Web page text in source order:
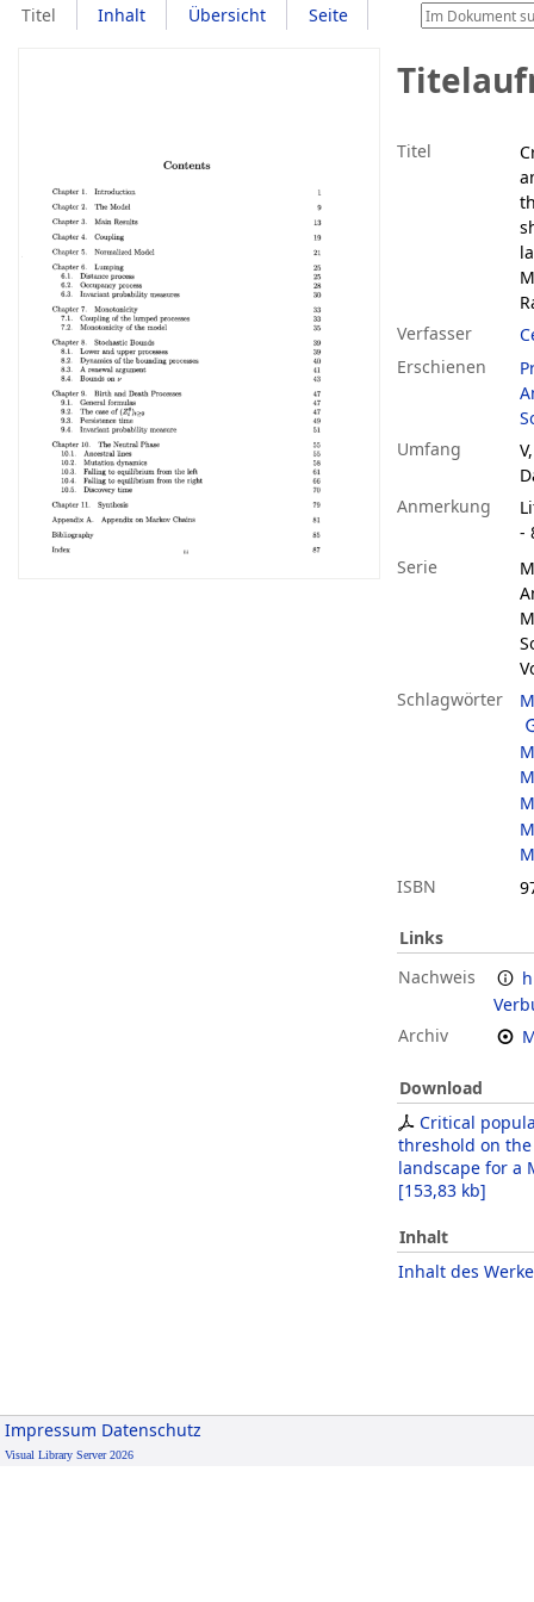
Titel Inhalt Übersicht Seite
Titel
Verfasser
Erschienen
Umfang
Anmerkung
-
Serie
Schlagwörter
ISBN
Links
Nachweis
Archiv
Download
Critical
threshold on
landscape for a
[153,83 kb]
Inhalt
Inhalt des
Impressum Datenschutz
Visual Library Server 2026